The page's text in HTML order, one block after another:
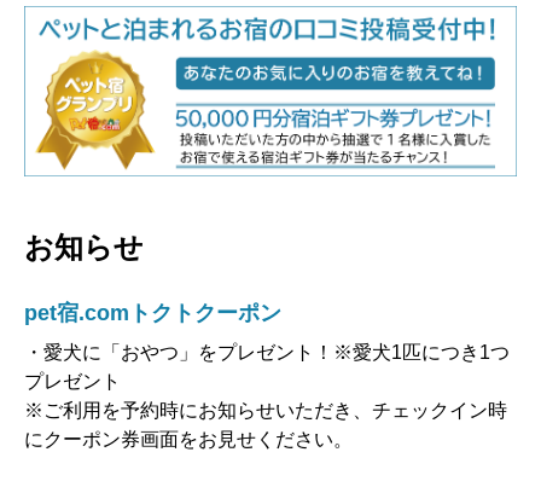
お知らせ
pet宿.comトクトクーポン
・愛犬に「おやつ」をプレゼント！※愛犬1匹につき1つ
プレゼント
※ご利用を予約時にお知らせいただき、チェックイン時
にクーポン券画面をお見せください。